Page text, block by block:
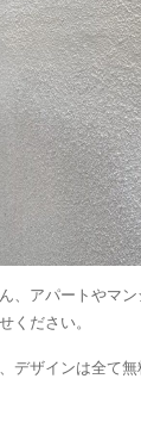
、アパートやマ
ください。
デザインは全て